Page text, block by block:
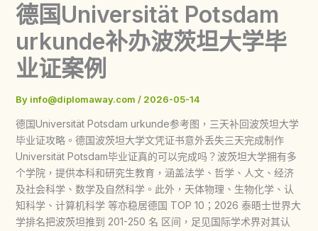
德国Universität Potsdam
urkunde补办波茨坦大学毕
业证案例
By info@diplomaway.com / 2026-05-14
德国Universität Potsdam urkunde参考图，三天补回波茨坦大学
毕业证攻略。德国波茨坦大学文凭证书意外丢失三天完成制作
Universität Potsdam毕业证真的可以完成吗？波茨坦大学拥有多
个学院，提供本科和研究生教育，涵盖法学、哲学、人文、经济
及社会科学、数学及自然科学。此外，天体物理、生物化学、认
知科学、计算机科学 等亦稳居德国 TOP 10；2026 泰晤士世界大
学排名把波茨坦推到 201-250 名 区间，足见国际学术界对其认